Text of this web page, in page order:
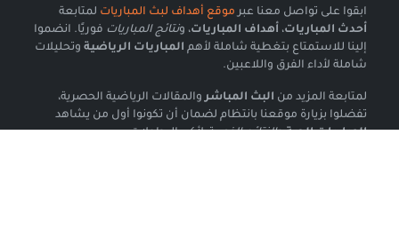
ابقوا على تواصل معنا عبر موقع أهداف لبث المباريات لمتابعة
أحدث المباريات، أهداف المباريات، ونتائج المباريات فوريًا. انضموا
إلينا للاستمتاع بتغطية شاملة لأهم المباريات الرياضية وتحليلات
شاملة لأداء الفرق واللاعبين.
لمتابعة المزيد من البث المباشر والمقالات الرياضية الحصرية،
تفضلوا بزيارة موقعنا بانتظام لضمان أن تكونوا أول من يشاهد
المباريات الحيةوالنتائج الفوريةلأكبر البطولات.